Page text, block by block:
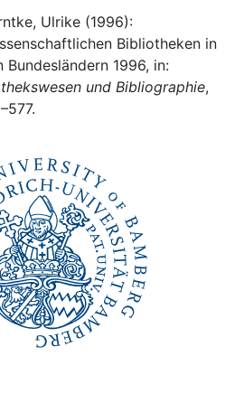
Ulrike (1996):
Bibliotheken in
Bundesländern 1996, in:
und Bibliographie,